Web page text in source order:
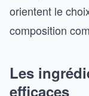
orientent le
composition
Les
efficaces